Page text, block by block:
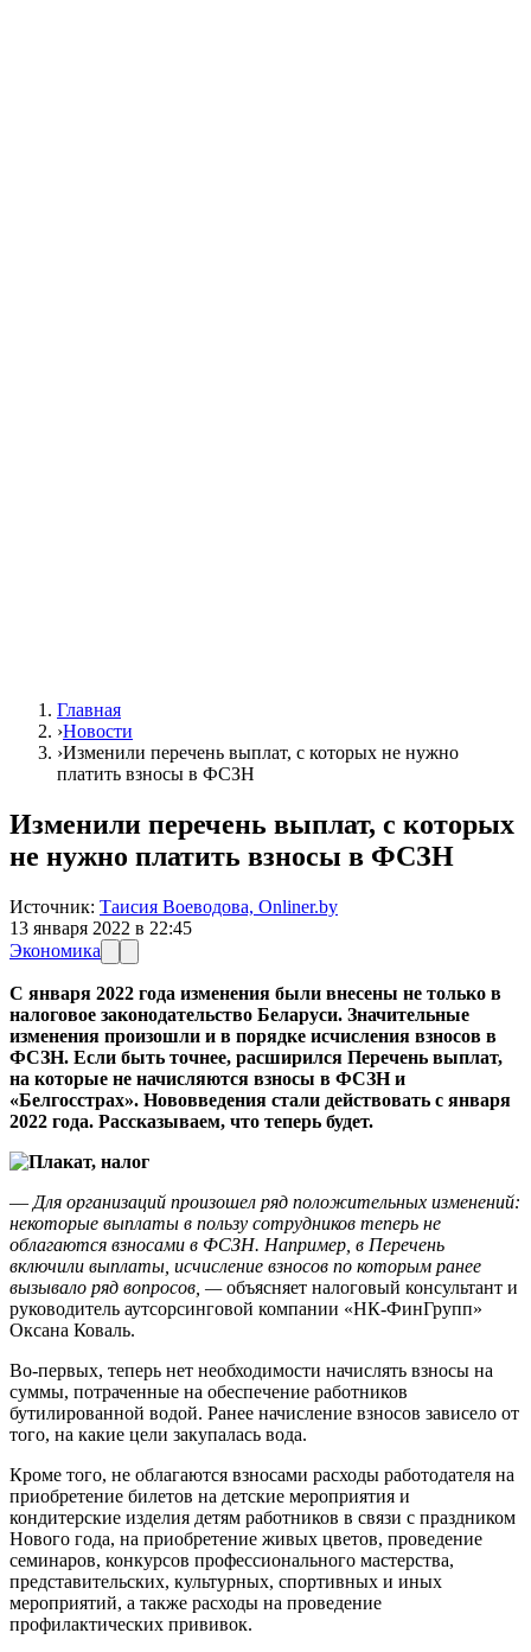
Главная
›Новости
›Изменили перечень выплат, с которых не нужно
платить взносы в ФСЗН
Изменили перечень выплат, с которых
не нужно платить взносы в ФСЗН
Источник: Таисия Воеводова, Onliner.by
13 января 2022 в 22:45
Экономика
С января 2022 года изменения были внесены не только в
налоговое законодательство Беларуси. Значительные
изменения произошли и в порядке исчисления взносов в
ФСЗН. Если быть точнее, расширился Перечень выплат,
на которые не начисляются взносы в ФСЗН и
«Белгосстрах». Нововведения стали действовать с января
2022 года. Рассказываем, что теперь будет.
— Для организаций произошел ряд положительных изменений:
некоторые выплаты в пользу сотрудников теперь не
облагаются взносами в ФСЗН. Например, в Перечень
включили выплаты, исчисление взносов по которым ранее
вызывало ряд вопросов, —объясняет налоговый консультант и
руководитель аутсорсинговой компании «НК-ФинГрупп»
Оксана Коваль.
Во-первых, теперь нет необходимости начислять взносы на
суммы, потраченные на обеспечение работников
бутилированной водой. Ранее начисление взносов зависело от
того, на какие цели закупалась вода.
Кроме того, не облагаются взносами расходы работодателя на
приобретение билетов на детские мероприятия и
кондитерские изделия детям работников в связи с праздником
Нового года, на приобретение живых цветов, проведение
семинаров, конкурсов профессионального мастерства,
представительских, культурных, спортивных и иных
мероприятий, а также расходы на проведение
профилактических прививок.